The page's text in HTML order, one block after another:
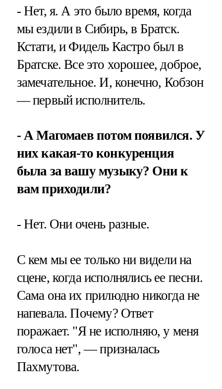
- Нет, я. А это было время, когда
мы ездили в Сибирь, в Братск.
Кстати, и Фидель Кастро был в
Братске. Все это хорошее, доброе,
замечательное. И, конечно, Кобзон
— первый исполнитель.
- А Магомаев потом появился. У
них какая-то конкуренция
была за вашу музыку? Они к
вам приходили?
- Нет. Они очень разные.
С кем мы ее только ни видели на
сцене, когда исполнялись ее песни.
Сама она их прилюдно никогда не
напевала. Почему? Ответ
поражает. "Я не исполняю, у меня
голоса нет", — призналась
Пахмутова.